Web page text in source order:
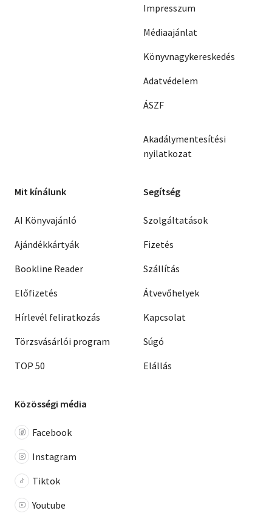
Impresszum
Médiaajánlat
Könyvnagykereskedés
Adatvédelem
ÁSZF
Akadálymentesítési
nyilatkozat
Mit kínálunk
AI Könyvajánló
Ajándékkártyák
Bookline Reader
Előfizetés
Hírlevél feliratkozás
Törzsvásárlói program
TOP 50
Segítség
Szolgáltatások
Fizetés
Szállítás
Átvevőhelyek
Kapcsolat
Súgó
Elállás
Közösségi média
Facebook
Instagram
Tiktok
Youtube